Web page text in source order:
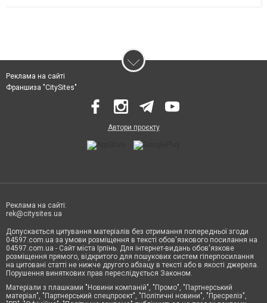
Реклама на сайті
Франшиза "CitySites"
Автори проєкту
Реклама на сайті:
rek@citysites.ua
Допускається цитування матеріалів без отримання попередньої згоди
04597.com.ua за умови розміщення в тексті обов'язкового посилання на
04597.com.ua - Сайт міста Ірпінь. Для інтернет-видань обов'язкове
розміщення прямого, відкритого для пошукових систем гіперпосилання
на цитовані статті не нижче другого абзацу в тексті або в якості джерела.
Порушення виняткових прав переслідується Законом.
Матеріали з плашками "Новини компаній", "Промо", "Партнерський
матеріал", "Партнерський спецпроєкт", "Політичні новини", "Пресреліз",